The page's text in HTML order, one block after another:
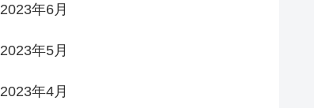
2023年6月
2023年5月
2023年4月